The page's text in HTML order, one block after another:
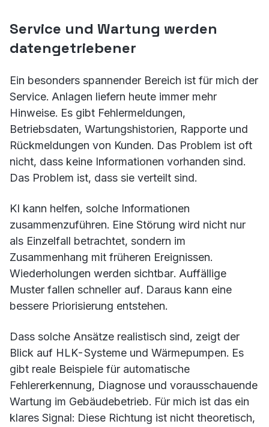
Service und Wartung werden
datengetriebener
Ein besonders spannender Bereich ist für mich der
Service. Anlagen liefern heute immer mehr
Hinweise. Es gibt Fehlermeldungen,
Betriebsdaten, Wartungshistorien, Rapporte und
Rückmeldungen von Kunden. Das Problem ist oft
nicht, dass keine Informationen vorhanden sind.
Das Problem ist, dass sie verteilt sind.
KI kann helfen, solche Informationen
zusammenzuführen. Eine Störung wird nicht nur
als Einzelfall betrachtet, sondern im
Zusammenhang mit früheren Ereignissen.
Wiederholungen werden sichtbar. Auffällige
Muster fallen schneller auf. Daraus kann eine
bessere Priorisierung entstehen.
Dass solche Ansätze realistisch sind, zeigt der
Blick auf HLK-Systeme und Wärmepumpen. Es
gibt reale Beispiele für automatische
Fehlererkennung, Diagnose und vorausschauende
Wartung im Gebäudebetrieb. Für mich ist das ein
klares Signal: Diese Richtung ist nicht theoretisch,